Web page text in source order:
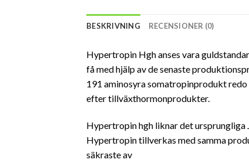
BESKRIVNING RECENSIONER (0)
Hypertropin Hgh anses vara
få med hjälp av de senaste
191 aminosyra somatropinprodukt
efter tillväxthormonprodukter.
Hypertropin hgh liknar det ursprungliga
Hypertropin tillverkas med samma
säkraste av